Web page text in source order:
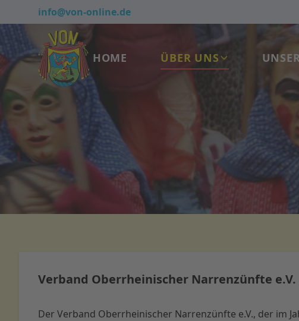
info@von-online.de
HOME ÜBER UNS
Verband Oberrheinischer Narrenzünfte e.V.
Der Verband Oberrheinischer Narrenzünfte e.V., der im